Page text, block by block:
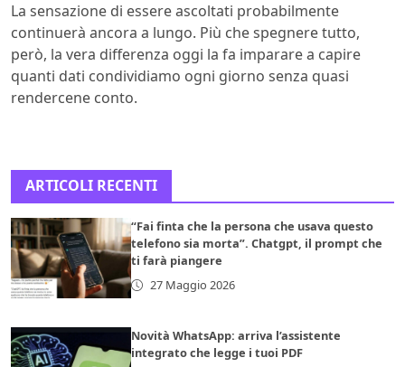
La sensazione di essere ascoltati probabilmente
continuerà ancora a lungo. Più che spegnere tutto,
però, la vera differenza oggi la fa imparare a capire
quanti dati condividiamo ogni giorno senza quasi
rendercene conto.
ARTICOLI RECENTI
“Fai finta che la persona che usava questo
telefono sia morta”. Chatgpt, il prompt che
ti farà piangere
27 Maggio 2026
Novità WhatsApp: arriva l’assistente
integrato che legge i tuoi PDF